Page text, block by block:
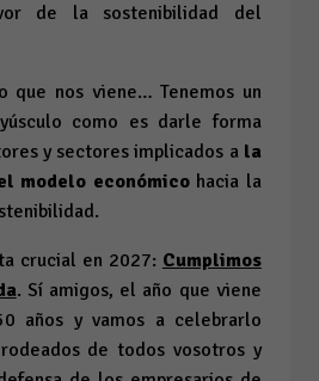
de la sostenibilidad del
que nos viene… Tenemos un
como es darle forma
y sectores implicados a la
modelo económicohacia la
crucial en 2027: Cumplimos
. Sí amigos, el año que viene
años y vamos a celebrarlo
de todos vosotros y